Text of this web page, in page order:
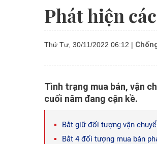
Phát hiện
Thứ Tư, 30/11/2022 06:12 |
Tình trạng mua bán, vận
cuối năm đang cận kề.
Bắt giữ đối tượng vận
Bắt 4 đối tượng mua bán